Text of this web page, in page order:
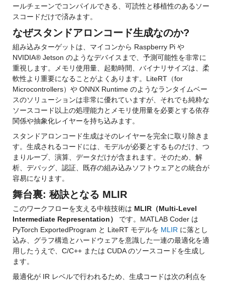
ールチェーンでコンパイルできる、可読性と移植性のあるソー
スコードだけで済みます。
なぜスタンドアロンコード生成なのか?
組み込みターゲットは、マイコンから Raspberry Pi や
NVIDIA® Jetson のようなデバイスまで、予測可能性を非常に
重視します。メモリ使用量、起動時間、バイナリサイズは、柔
軟性より重要になることがよくあります。LiteRT（for
Microcontrollers）や ONNX Runtime のようなランタイムベー
スのソリューションは非常に優れていますが、それでも純粋な
ソースコード以上の処理能力とメモリ使用量を必要とする依存
関係や抽象化レイヤーを持ち込みます。
スタンドアロンコード生成はそのレイヤーを完全に取り除きま
す。生成されるコードには、モデルが必要とするものだけ、つ
まりループ、演算、データだけが含まれます。そのため、解
析、デバッグ、認証、既存の組み込みソフトウェアとの統合が
容易になります。
舞台裏: 秘訣となる MLIR
このワークフローを支える中核技術は MLIR（Multi-Level
Intermediate Representation）
です。MATLAB Coder は
PyTorch ExportedProgram と LiteRT モデルを MLIR に落とし
込み、グラフ構造とハードウェアを意識した一連の最適化を適
用したうえで、C/C++ または CUDA のソースコードを生成し
ます。
最適化が IR レベルで行われるため、生成コードは次の利点を